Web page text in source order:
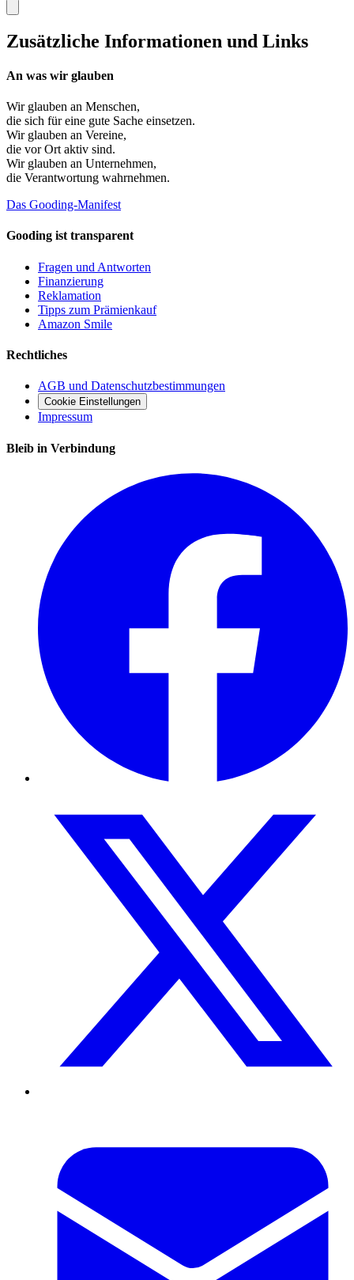
Zusätzliche Informationen und Links
An was wir glauben
Wir glauben an Menschen,
die sich für eine gute Sache einsetzen.
Wir glauben an Vereine,
die vor Ort aktiv sind.
Wir glauben an Unternehmen,
die Verantwortung wahrnehmen.
Das Gooding-Manifest
Gooding ist transparent
Fragen und Antworten
Finanzierung
Reklamation
Tipps zum Prämienkauf
Amazon Smile
Rechtliches
AGB und Datenschutzbestimmungen
Cookie Einstellungen
Impressum
Bleib in Verbindung